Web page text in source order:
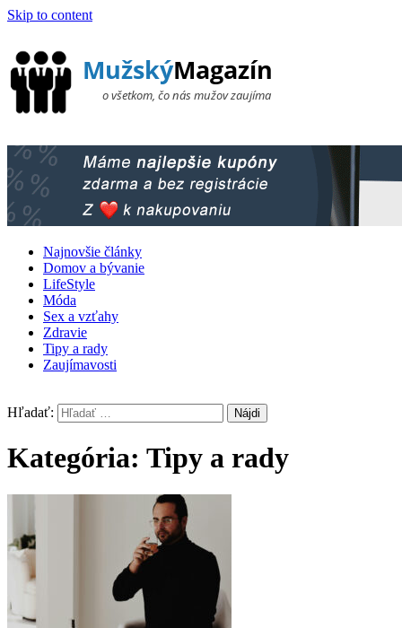
Skip to content
Najnovšie články
Domov a bývanie
LifeStyle
Móda
Sex a vzťahy
Zdravie
Tipy a rady
Zaujímavosti
Hľadať:
Kategória: Tipy a rady